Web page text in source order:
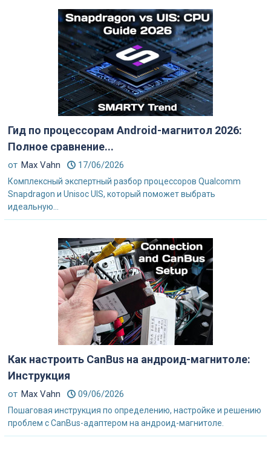
Гид по процессорам Android-магнитол 2026:
Полное сравнение...
от Max Vahn 17/06/2026
Комплексный экспертный разбор процессоров Qualcomm
Snapdragon и Unisoc UIS, который поможет выбрать
идеальную...
Как настроить CanBus на андроид-магнитоле:
Инструкция
от Max Vahn 09/06/2026
Пошаговая инструкция по определению, настройке и решению
проблем с CanBus-адаптером на андроид-магнитоле.